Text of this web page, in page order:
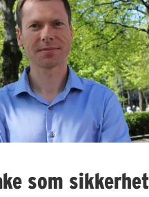
som